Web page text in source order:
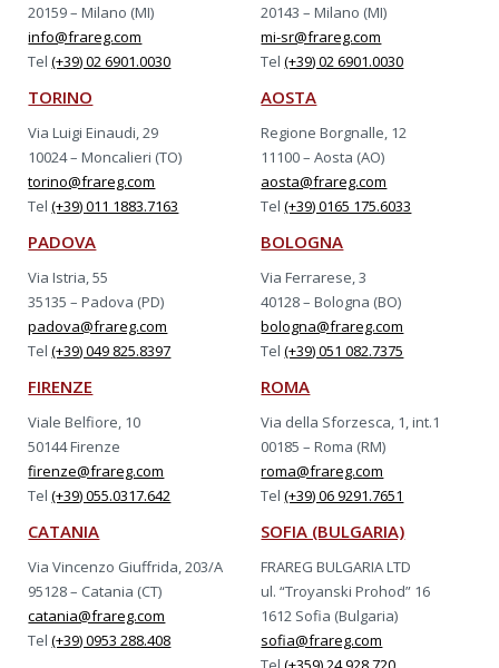
20159 – Milano (MI)
info@frareg.com
Tel(+39) 02 6901.0030
20143 – Milano (MI)
mi-sr@frareg.com
Tel(+39) 02 6901.0030
TORINO
Via Luigi Einaudi, 29
10024 – Moncalieri (TO)
torino@frareg.com
Tel(+39) 011 1883.7163
AOSTA
Regione Borgnalle, 12
11100 – Aosta (AO)
aosta@frareg.com
Tel(+39) 0165 175.6033
PADOVA
Via Istria, 55
35135 – Padova (PD)
padova@frareg.com
Tel(+39) 049 825.8397
BOLOGNA
Via Ferrarese, 3
40128 – Bologna (BO)
bologna@frareg.com
Tel(+39) 051 082.7375
FIRENZE
Viale Belfiore, 10
50144 Firenze
firenze@frareg.com
Tel(+39) 055.0317.642
ROMA
Via della Sforzesca, 1, int.1
00185 – Roma (RM)
roma@frareg.com
Tel(+39) 06 9291.7651
CATANIA
Via Vincenzo Giuffrida, 203/A
95128 – Catania (CT)
catania@frareg.com
Tel(+39) 0953 288.408
SOFIA (BULGARIA)
FRAREG BULGARIA LTD
ul. “Troyanski Prohod” 16
1612 Sofia (Bulgaria)
sofia@frareg.com